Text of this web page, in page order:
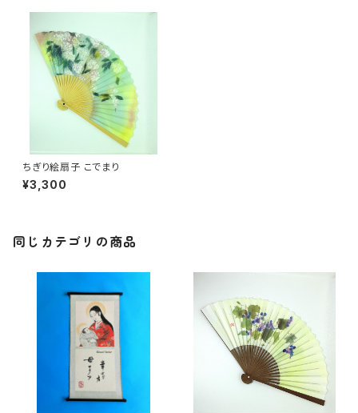
ちぎり絵扇子 こでまり
¥3,300
同じカテゴリの商品